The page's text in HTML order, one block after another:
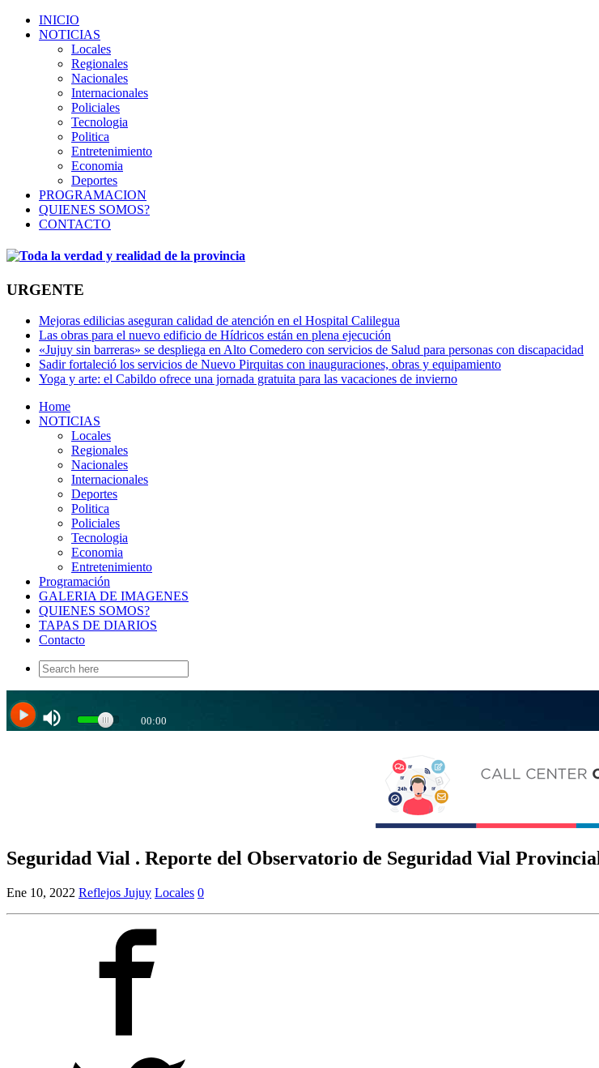
INICIO
NOTICIAS
Locales
Regionales
Nacionales
Internacionales
Policiales
Tecnologia
Politica
Entretenimiento
Economia
Deportes
PROGRAMACION
QUIENES SOMOS?
CONTACTO
URGENTE
Mejoras edilicias aseguran calidad de atención en el Hospital Calilegua
Las obras para el nuevo edificio de Hídricos están en plena ejecución
«Jujuy sin barreras» se despliega en Alto Comedero con servicios de Salud para personas con discapacidad
Sadir fortaleció los servicios de Nuevo Pirquitas con inauguraciones, obras y equipamiento
Yoga y arte: el Cabildo ofrece una jornada gratuita para las vacaciones de invierno
Home
NOTICIAS
Locales
Regionales
Nacionales
Internacionales
Deportes
Politica
Policiales
Tecnologia
Economia
Entretenimiento
Programación
GALERIA DE IMAGENES
QUIENES SOMOS?
TAPAS DE DIARIOS
Contacto
Search
for:
Seguridad Vial . Reporte del Observatorio de Seguridad Vial Provincial
Ene 10, 2022 Reflejos Jujuy Locales 0